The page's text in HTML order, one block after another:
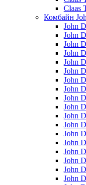
Claas
Комбайн
John
John
John
John
John
John
John
John
John
John
John
John
John
John
John
John
John
John